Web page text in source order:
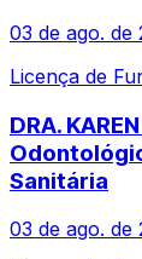
03 de ago. de
Licença de
DRA.
Sanitária
03 de ago. de